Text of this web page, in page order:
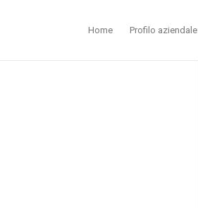
Home Profilo aziendale